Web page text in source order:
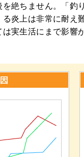
絶ちません。「釣
炎上は非常に耐え
実生活にまで影響